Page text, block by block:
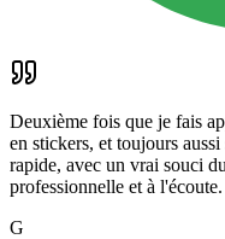
Deuxième fois que je fais
en stickers, et toujours
rapide, avec un vrai souci
professionnelle et à
G